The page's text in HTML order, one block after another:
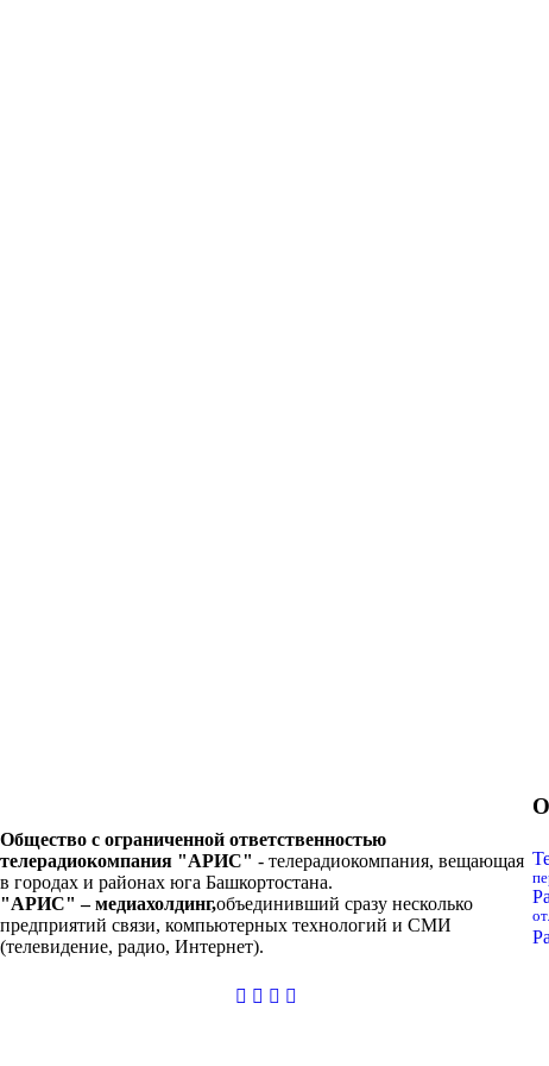
Общество с ограниченной ответственностью
телерадиокомпания "АРИС" - телерадиокомпания, вещающая
в городах и районах юга Башкортостана.
"АРИС" – медиахолдинг,объединивший сразу несколько
предприятий связи, компьютерных технологий и СМИ
(телевидение, радио, Интернет).